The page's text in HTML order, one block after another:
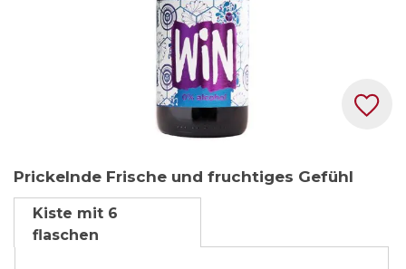
Anfang
der
Bildgalerie
springen
Prickelnde Frische und fruchtiges Gefühl
Kiste mit 6
flaschen